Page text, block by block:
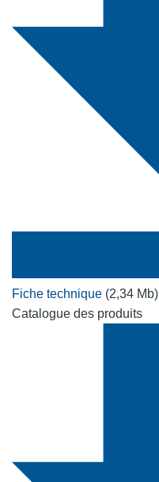
Fiche technique (2,34 Mb)
Catalogue des produits